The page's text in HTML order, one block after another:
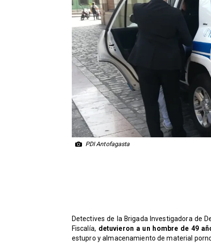
PDI Antofagasta
Detectives de la Brigada Investigadora de
Fiscalía, detuvieron a un hombre de 49
estupro y almacenamiento de material